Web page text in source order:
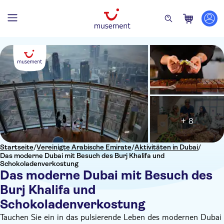
Startseite/Vereinigte Arabische Emirate/Aktivitäten in Dubai/
Das moderne Dubai mit Besuch des Burj Khalifa und
Schokoladenverkostung
Das moderne Dubai mit Besuch des
Burj Khalifa und
Schokoladenverkostung
+ 8
Tauchen Sie ein in das pulsierende Leben des modernen Dubai